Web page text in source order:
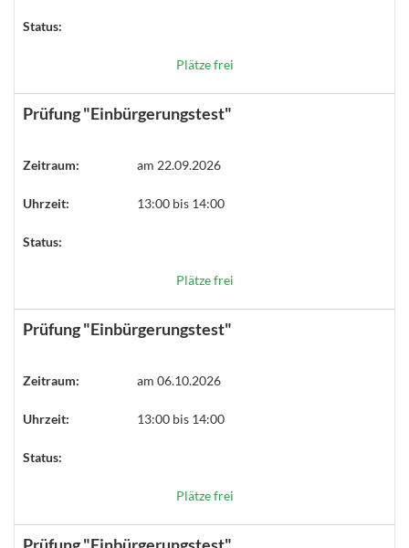
Status:
Plätze frei
Prüfung "Einbürgerungstest"
Zeitraum: am 22.09.2026
Uhrzeit: 13:00 bis 14:00
Status:
Plätze frei
Prüfung "Einbürgerungstest"
Zeitraum: am 06.10.2026
Uhrzeit: 13:00 bis 14:00
Status:
Plätze frei
Prüfung "Einbürgerungstest"